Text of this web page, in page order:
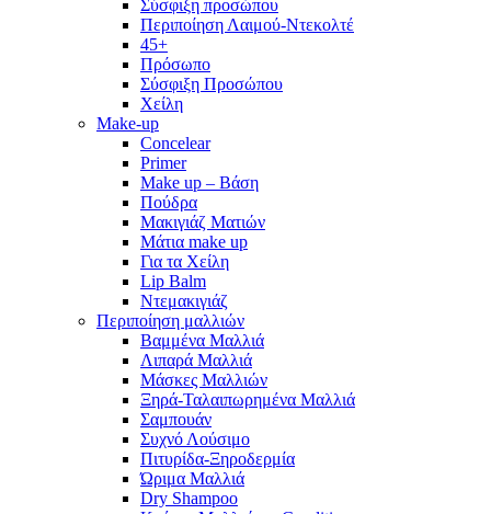
Σύσφιξη προσώπου
Περιποίηση Λαιμού-Ντεκολτέ
45+
Πρόσωπο
Σύσφιξη Προσώπου
Χείλη
Make-up
Concelear
Primer
Make up – Βάση
Πούδρα
Μακιγιάζ Ματιών
Μάτια make up
Για τα Χείλη
Lip Balm
Ντεμακιγιάζ
Περιποίηση μαλλιών
Βαμμένα Μαλλιά
Λιπαρά Μαλλιά
Μάσκες Μαλλιών
Ξηρά-Ταλαιπωρημένα Μαλλιά
Σαμπουάν
Συχνό Λούσιμο
Πιτυρίδα-Ξηροδερμία
Ώριμα Μαλλιά
Dry Shampoo